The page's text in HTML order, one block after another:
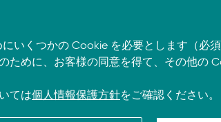
いくつかの Cookie を必要とします（必
めに、お客様の同意を得て、その他の
ては個人情報保護方針をご確認ください。